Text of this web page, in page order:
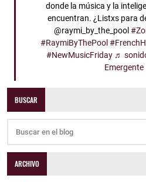
donde la música y la
encuentran. ¿Listxs para
@raymi_by_the_pool
#RaymiByThePool
#NewMusicFriday ♬
Emergente
BUSCAR
ARCHIVO